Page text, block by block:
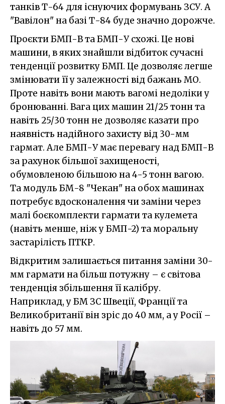
танків Т-64 для існуючих формувань ЗСУ. А
"Вавілон" на базі Т-84 буде значно дорожче.
Проєкти БМП-В та БМП-У схожі. Це нові
машини, в яких знайшли відбиток сучасні
тенденції розвитку БМП. Це дозволяє легше
змінювати її у залежності від бажань МО.
Проте навіть вони мають вагомі недоліки у
бронюванні. Вага цих машин 21/25 тонн та
навіть 25/30 тонн не дозволяє казати про
наявність надійного захисту від 30-мм
гармат. Але БМП-У має перевагу над БМП-В
за рахунок більшої захищеності,
обумовленою більшою на 4-5 тонн вагою.
Та модуль БМ-8 "Чекан" на обох машинах
потребує вдосконалення чи заміни через
малі боєкомплекти гармати та кулемета
(навіть менше, ніж у БМП-2) та моральну
застарілість ПТКР.
Відкритим залишається питання заміни 30-
мм гармати на більш потужну – є світова
тенденція збільшення її калібру.
Наприклад, у БМ ЗС Швеції, Франції та
Великобританії він зріс до 40 мм, а у Росії –
навіть до 57 мм.